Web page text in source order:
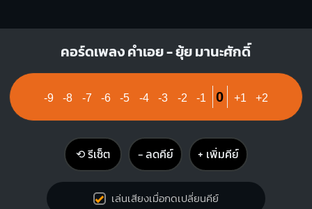
คอร์ดเพลง คำเอย - ยุ้ย มานะศักดิ์
-9 -8 -7 -6 -5 -4 -3 -2 -1 0 +1 +2
⟲ รีเซ็ต − ลดคีย์ + เพิ่มคีย์
เล่นเสียงเมื่อกดเปลี่ยนคีย์